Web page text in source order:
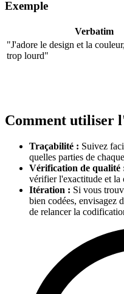
Exemple
Verbatim
"J'adore le design et la
trop lourd"
Comment utiliser
Traçabilité : Suivez
quelles parties de
Vérification de qualité
vérifier l'exactitude et la
Itération : Si vous
bien codées, envisagez
de relancer la